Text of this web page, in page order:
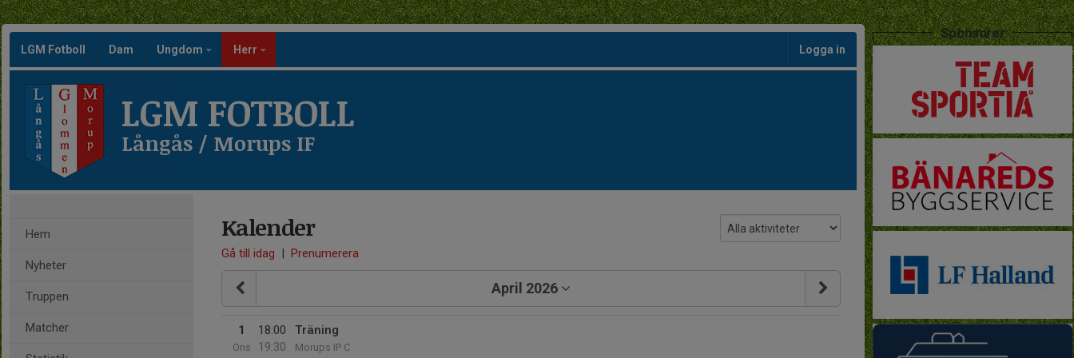
LGM Fotboll Dam Ungdom Herr Logga in
LGM FOTBOLL
Långås / Morups IF
Hem
Nyheter
Truppen
Matcher
Kalender
Gå till idag | Prenumerera
April 2026
1
Ons
18:00
19:30
Träning
Morups IP C
Sponsorer